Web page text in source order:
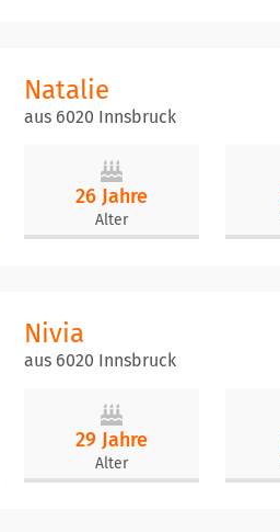
Natalie
aus 6020 Innsbruck
26 Jahre
Alter
Nivia
aus 6020 Innsbruck
29 Jahre
Alter